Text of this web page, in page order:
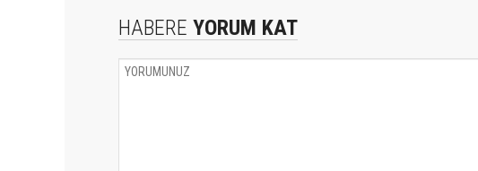
HABERE YORUM KAT